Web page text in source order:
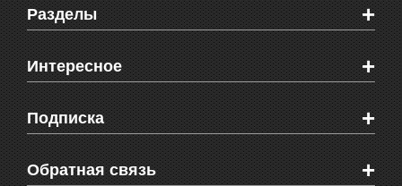
Разделы +
Новости Феодосии
Новости Крыма
Мировые новости
Объявления
Здоровье
СМС мнения читателей
Интересное +
Видео о Феодосии
Веб-камеры Феодосии
Блоги феодосийцев
Школы Феодосии
Подписка +
Печатная версия газеты "Кафа"
RSS
Обратная связь +